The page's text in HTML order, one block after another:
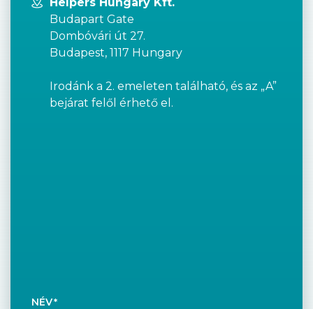
Budapart Gate
Dombóvári út 27.
Budapest, 1117 Hungary
Irodánk a 2. emeleten található, és az „A”
bejárat felől érhető el.
NÉV